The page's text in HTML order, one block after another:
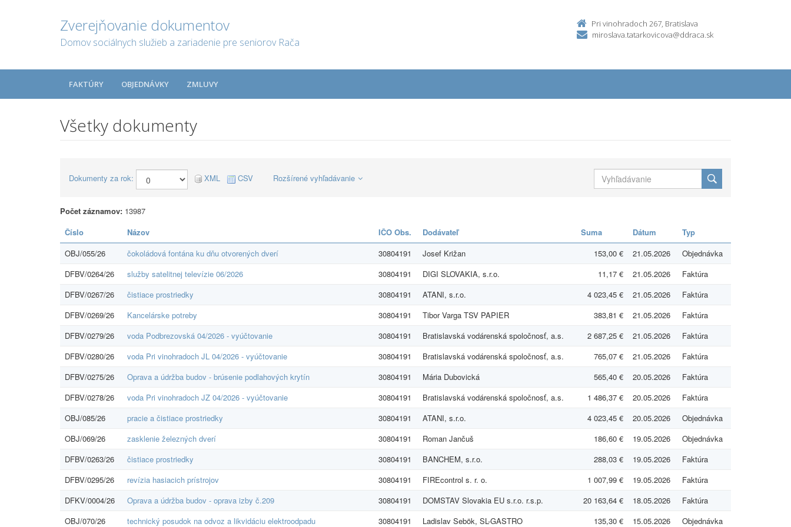
Zverejňovanie dokumentov
Domov sociálnych služieb a zariadenie pre seniorov Rača
Pri vinohradoch 267, Bratislava
miroslava.tatarkovicova@ddraca.sk
FAKTÚRY OBJEDNÁVKY ZMLUVY
Všetky dokumenty
Dokumenty za rok: XML CSV Rozšírené vyhľadávanie
Počet záznamov: 13987
Číslo
Názov IČO Obs. Dodávateľ Suma Dátum
Typ
OBJ/055/26
čokoládová fontána ku dňu otvorených dverí 30804191 Josef Križan 153,00 € 21.05.2026
Objednávka
DFBV/0264/26
služby satelitnej televízie 06/2026 30804191 DIGI SLOVAKIA, s.r.o. 11,17 € 21.05.2026
Faktúra
DFBV/0267/26
čistiace prostriedky 30804191 ATANI, s.r.o. 4 023,45 € 21.05.2026
Faktúra
DFBV/0269/26
Kancelárske potreby 30804191 Tibor Varga TSV PAPIER 383,81 € 21.05.2026
Faktúra
DFBV/0279/26
voda Podbrezovská 04/2026 - vyúčtovanie 30804191 Bratislavská vodárenská spoločnosť, a.s. 2 687,25 € 21.05.2026
Faktúra
DFBV/0280/26
voda Pri vinohradoch JL 04/2026 - vyúčtovanie 30804191 Bratislavská vodárenská spoločnosť, a.s. 765,07 € 21.05.2026
Faktúra
DFBV/0275/26
Oprava a údržba budov - brúsenie podlahových krytín 30804191 Mária Dubovická 565,40 € 20.05.2026
Faktúra
DFBV/0278/26
voda Pri vinohradoch JZ 04/2026 - vyúčtovanie 30804191 Bratislavská vodárenská spoločnosť, a.s. 1 486,37 € 20.05.2026
Faktúra
OBJ/085/26
pracie a čistiace prostriedky 30804191 ATANI, s.r.o. 4 023,45 € 20.05.2026
Objednávka
OBJ/069/26
zasklenie železných dverí 30804191 Roman Jančuš 186,60 € 19.05.2026
Objednávka
DFBV/0263/26
čistiace prostriedky 30804191 BANCHEM, s.r.o. 288,03 € 19.05.2026
Faktúra
DFBV/0295/26
revízia hasiacich prístrojov 30804191 FIREcontrol s. r. o. 1 007,99 € 19.05.2026
Faktúra
DFKV/0004/26
Oprava a údržba budov - oprava izby č.209 30804191 DOMSTAV Slovakia EU s.r.o. r.s.p. 20 163,64 € 18.05.2026
Faktúra
OBJ/070/26
technický posudok na odvoz a likvidáciu elektroodpadu 30804191 Ladislav Sebök, SL-GASTRO 135,30 € 15.05.2026 Objednávka